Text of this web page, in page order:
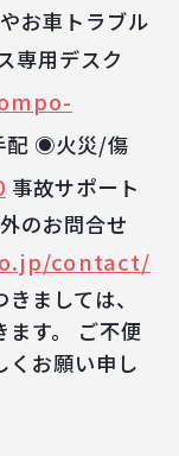
お車トラブル
専用デスク
配 ◉火災/傷
事故サポート
のお問合せ
contact/
ましては、
ます。 ご不便
くお願い申し